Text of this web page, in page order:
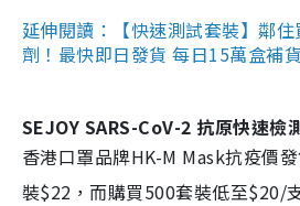
延伸閱讀：【快速測試套裝】鄰
劑！最快即日發貨 每日15萬盒補貨
SEJOY SARS-CoV-2 抗原快速檢
香港口罩品牌HK-M Mask抗疫價
裝$22，而購買500套裝低至$20/